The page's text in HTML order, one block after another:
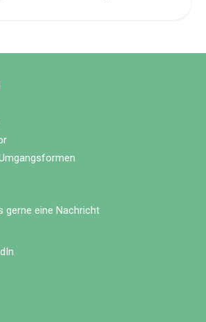
gerne eine Nachricht